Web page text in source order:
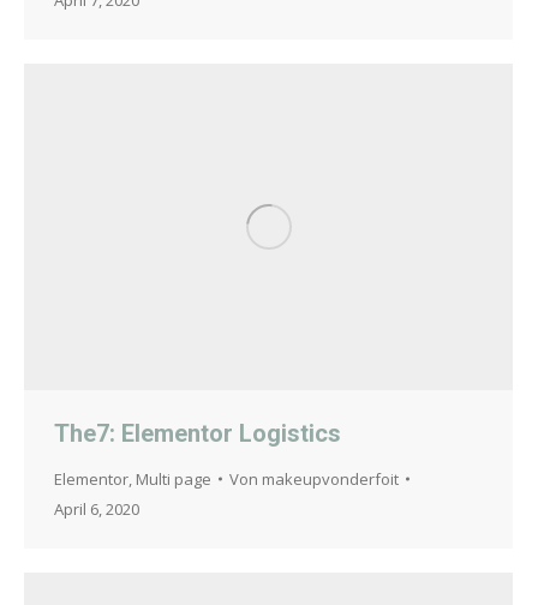
The7: Elementor Logistics
Elementor Multi page Von makeupvonderfoit
April 6, 2020